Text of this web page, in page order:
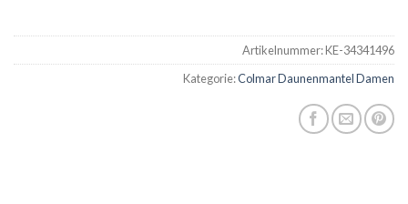
Artikelnummer:KE-34341496
Kategorie:Colmar Daunenmantel Damen